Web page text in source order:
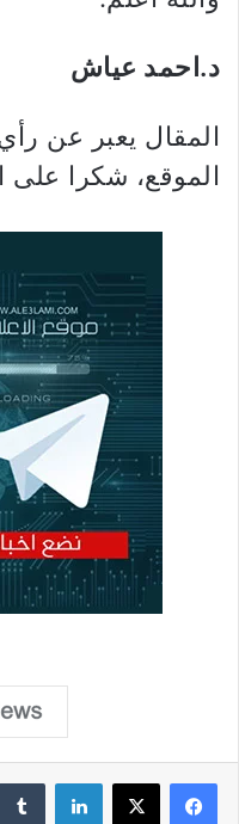
د.احمد عياش
المقال يعبر عن
الموقع، شكرا على
لينكدإن